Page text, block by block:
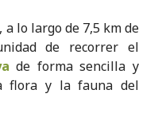
a lo largo de 7,5 km de
de recorrer el
de forma sencilla y
flora y la fauna del